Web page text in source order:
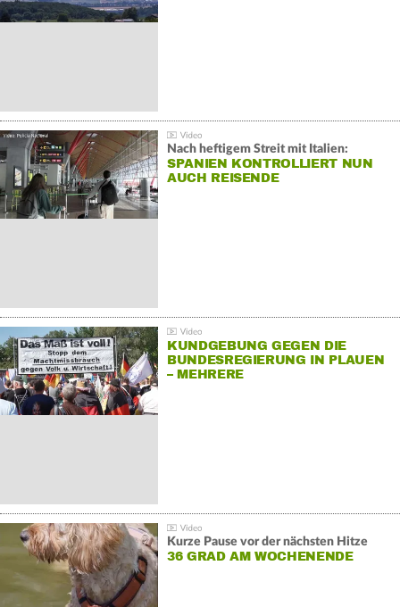
Nach heftigem Streit mit Italien:
SPANIEN KONTROLLIERT NUN
AUCH REISENDE
KUNDGEBUNG GEGEN DIE
BUNDESREGIERUNG IN PLAUEN
– MEHRERE
Kurze Pause vor der nächsten Hitze
36 GRAD AM WOCHENENDE